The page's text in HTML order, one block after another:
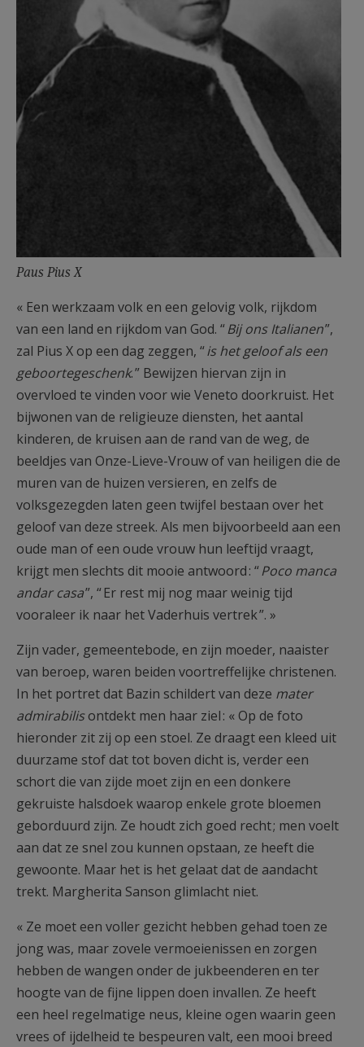
Paus Pius X
« Een werkzaam volk en een gelovig volk, rijkdom
van een land en rijkdom van God. “Bij ons Italianen”,
zal Pius X op een dag zeggen, “is het geloof als een
geboortegeschenk. ” Bewijzen hiervan zijn in
overvloed te vinden voor wie Veneto doorkruist. Het
bijwonen van de religieuze diensten, het aantal
kinderen, de kruisen aan de rand van de weg, de
beeldjes van Onze-Lieve-Vrouw of van heiligen die de
muren van de huizen versieren, en zelfs de
volksgezegden laten geen twijfel bestaan over het
geloof van deze streek. Als men bijvoorbeeld aan een
oude man of een oude vrouw hun leeftijd vraagt,
krijgt men slechts dit mooie antwoord : “Poco manca
andar casa”, “ Er rest mij nog maar weinig tijd
vooraleer ik naar het Vaderhuis vertrek ”. »
Zijn vader, gemeentebode, en zijn moeder, naaister
van beroep, waren beiden voortreffelijke christenen.
In het portret dat Bazin schildert van deze mater
admirabilisontdekt men haar ziel : « Op de foto
hieronder zit zij op een stoel. Ze draagt een kleed uit
duurzame stof dat tot boven dicht is, verder een
schort die van zijde moet zijn en een donkere
gekruiste halsdoek waarop enkele grote bloemen
geborduurd zijn. Ze houdt zich goed recht ; men voelt
aan dat ze snel zou kunnen opstaan, ze heeft die
gewoonte. Maar het is het gelaat dat de aandacht
trekt. Margherita Sanson glimlacht niet.
« Ze moet een voller gezicht hebben gehad toen ze
jong was, maar zovele vermoeienissen en zorgen
hebben de wangen onder de jukbeenderen en ter
hoogte van de fijne lippen doen invallen. Ze heeft
een heel regelmatige neus, kleine ogen waarin geen
vrees of ijdelheid te bespeuren valt, een mooi breed